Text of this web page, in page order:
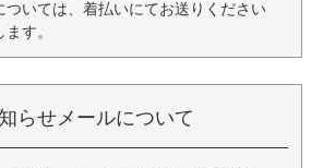
ついては、着払いにてお送りください
す。
らせメールについて